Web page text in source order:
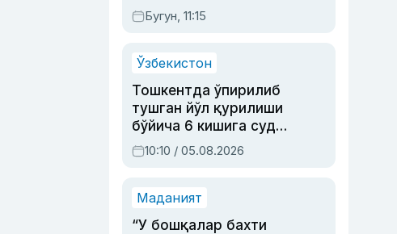
яйловга олиб бориб
ўлдирган йигит 20
Бугун, 11:15
Ўзбекистон
Тошкентда ўпирилиб
тушган йўл қурилиши
бўйича 6 кишига суд
ҳукми ўқилди
10:10 / 05.08.2026
Маданият
“У бошқалар бахти